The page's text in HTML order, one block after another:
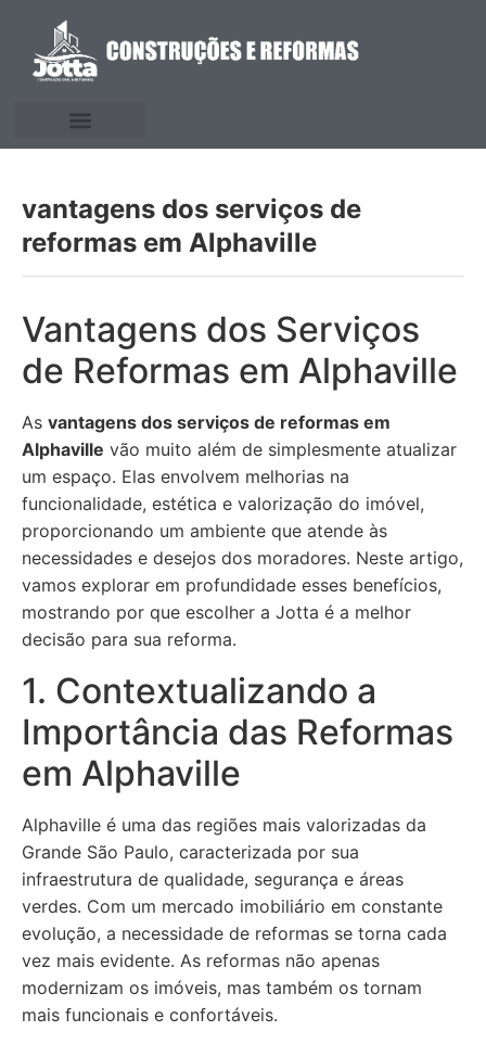
vantagens dos serviços de
reformas em Alphaville
Vantagens dos Serviços
de Reformas em Alphaville
As vantagens dos serviços de reformas em
Alphaville vão muito além de simplesmente atualizar
um espaço. Elas envolvem melhorias na
funcionalidade, estética e valorização do imóvel,
proporcionando um ambiente que atende às
necessidades e desejos dos moradores. Neste artigo,
vamos explorar em profundidade esses benefícios,
mostrando por que escolher a Jotta é a melhor
decisão para sua reforma.
1. Contextualizando a
Importância das Reformas
em Alphaville
Alphaville é uma das regiões mais valorizadas da
Grande São Paulo, caracterizada por sua
infraestrutura de qualidade, segurança e áreas
verdes. Com um mercado imobiliário em constante
evolução, a necessidade de reformas se torna cada
vez mais evidente. As reformas não apenas
modernizam os imóveis, mas também os tornam
mais funcionais e confortáveis.